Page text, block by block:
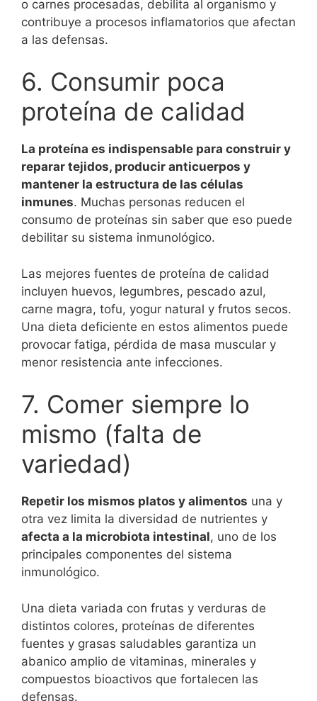
o carnes procesadas, debilita al organismo y
contribuye a procesos inflamatorios que afectan
a las defensas.
6. Consumir poca
proteína de calidad
La proteína es indispensable para construir y
reparar tejidos, producir anticuerpos y
mantener la estructura de las células
inmunes. Muchas personas reducen el
consumo de proteínas sin saber que eso puede
debilitar su sistema inmunológico.
Las mejores fuentes de proteína de calidad
incluyen huevos, legumbres, pescado azul,
carne magra, tofu, yogur natural y frutos secos.
Una dieta deficiente en estos alimentos puede
provocar fatiga, pérdida de masa muscular y
menor resistencia ante infecciones.
7. Comer siempre lo
mismo (falta de
variedad)
Repetir los mismos platos y alimentos una y
otra vez limita la diversidad de nutrientes y
afecta a la microbiota intestinal, uno de los
principales componentes del sistema
inmunológico.
Una dieta variada con frutas y verduras de
distintos colores, proteínas de diferentes
fuentes y grasas saludables garantiza un
abanico amplio de vitaminas, minerales y
compuestos bioactivos que fortalecen las
defensas.